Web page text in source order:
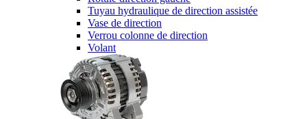
Tuyau hydraulique de direction assistée
Vase de direction
Verrou colonne de direction
Volant